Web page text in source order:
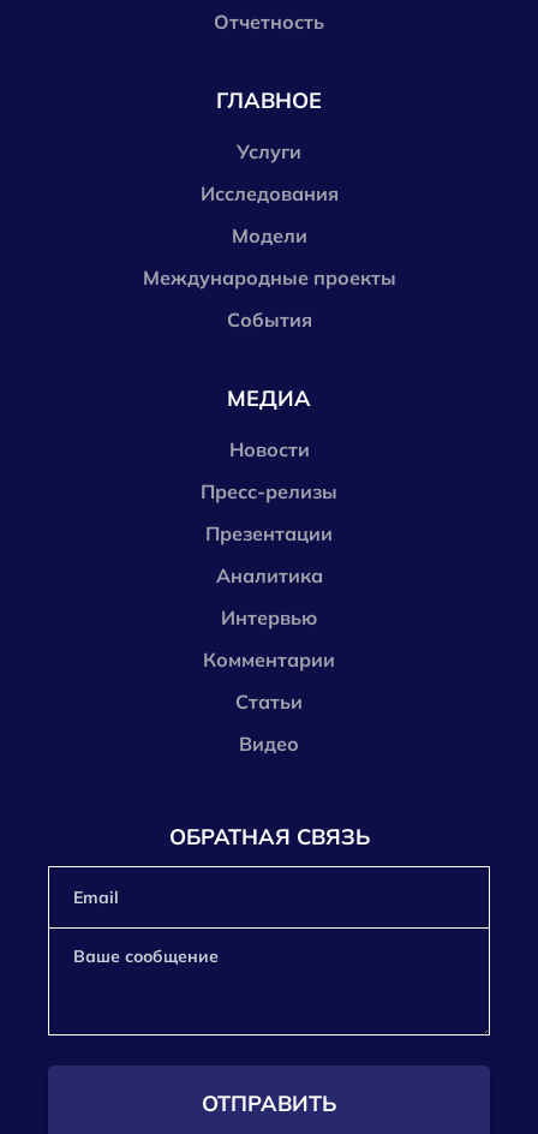
Отчетность
ГЛАВНОЕ
Услуги
Исследования
Модели
Международные проекты
События
МЕДИА
Новости
Пресс-релизы
Презентации
Аналитика
Интервью
Комментарии
Статьи
Видео
ОБРАТНАЯ СВЯЗЬ
ОТПРАВИТЬ